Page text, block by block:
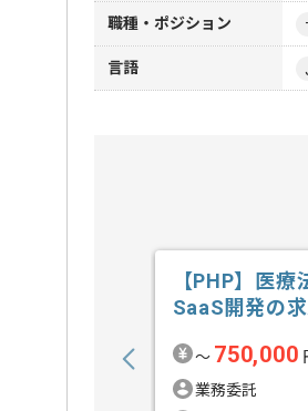
職種・ポジション
言語
【PHP】医療
SaaS開発の
〜 750,000
業務委託